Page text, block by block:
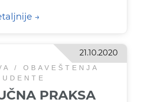
21.10.2020
/ OBAVEŠTENJA
PRAKSA